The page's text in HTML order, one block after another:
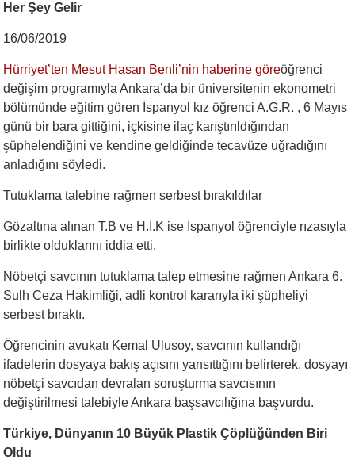
Her Şey Gelir
16/06/2019
Hürriyet’ten Mesut Hasan Benli’nin haberine göreöğrenci
değişim programıyla Ankara’da bir üniversitenin ekonometri
bölümünde eğitim gören İspanyol kız öğrenci A.G.R. , 6 Mayıs
günü bir bara gittiğini, içkisine ilaç karıştırıldığından
şüphelendiğini ve kendine geldiğinde tecavüze uğradığını
anladığını söyledi.
Tutuklama talebine rağmen serbest bırakıldılar
Gözaltına alınan T.B ve H.İ.K ise İspanyol öğrenciyle rızasıyla
birlikte olduklarını iddia etti.
Nöbetçi savcının tutuklama talep etmesine rağmen Ankara 6.
Sulh Ceza Hakimliği, adli kontrol kararıyla iki şüpheliyi
serbest bıraktı.
Öğrencinin avukatı Kemal Ulusoy, savcının kullandığı
ifadelerin dosyaya bakış açısını yansıttığını belirterek, dosyayı
nöbetçi savcıdan devralan soruşturma savcısının
değiştirilmesi talebiyle Ankara başsavcılığına başvurdu.
Türkiye, Dünyanın 10 Büyük Plastik Çöplüğünden Biri
Oldu